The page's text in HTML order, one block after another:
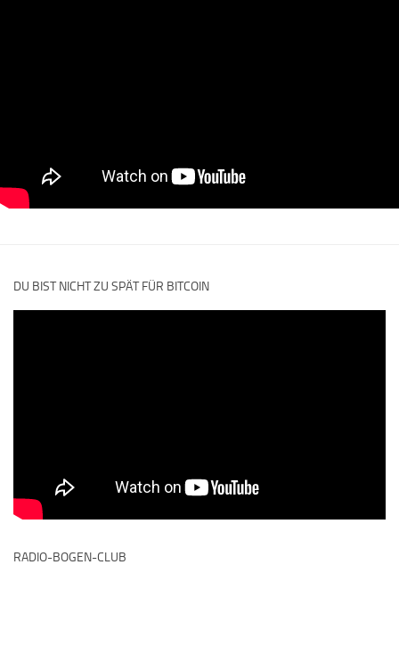
DU BIST NICHT ZU SPÄT FÜR BITCOIN
RADIO-BOGEN-CLUB